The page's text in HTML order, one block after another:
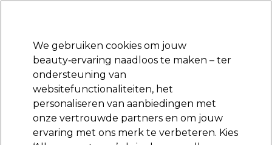
Aanmelden
Merken Deals Haar Elektra
Volgende dag geleverd*
Na verzending, maandag t/m vrijdag
Sebastian Professional
We gebruiken cookies om jouw
beauty‑ervaring naadloos te maken – ter
ondersteuning van
websitefunctionaliteiten, het
personaliseren van aanbiedingen met
onze vertrouwde partners en om jouw
ervaring met ons merk te verbeteren. Kies